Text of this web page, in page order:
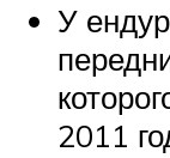
У
2011